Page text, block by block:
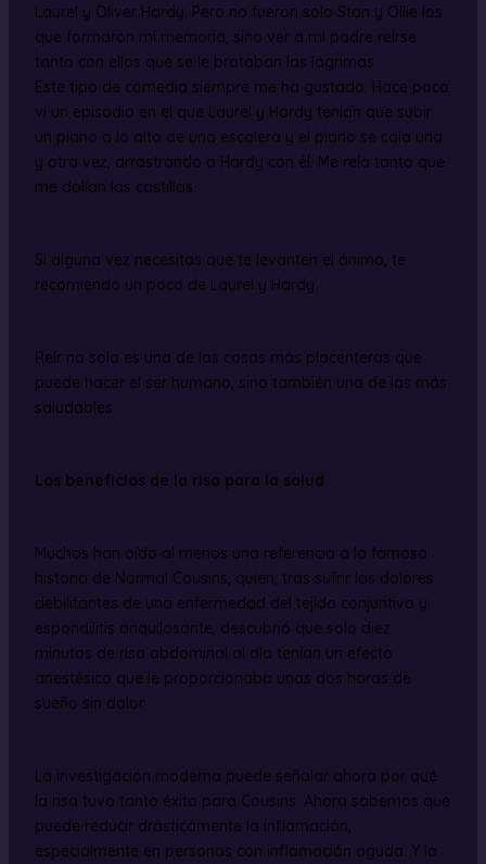
Laurel y Oliver Hardy. Pero no fueron solo Stan y Ollie los
que formaron mi memoria, sino ver a mi padre reírse
tanto con ellos que se le brotaban las lágrimas.
Este tipo de comedia siempre me ha gustado. Hace poco
vi un episodio en el que Laurel y Hardy tenían que subir
un piano a lo alto de una escalera y el piano se caía una
y otra vez, arrastrando a Hardy con él. Me reía tanto que
me dolían las costillas.
Si alguna vez necesitas que te levanten el ánimo, te
recomiendo un poco de Laurel y Hardy.
Reír no solo es una de las cosas más placenteras que
puede hacer el ser humano, sino también una de las más
saludables.
Los beneficios de la risa para la salud
Muchos han oído al menos una referencia a la famosa
historia de Normal Cousins, quien, tras sufrir los dolores
debilitantes de una enfermedad del tejido conjuntivo y
espondilitis anquilosante, descubrió que solo diez
minutos de risa abdominal al día tenían un efecto
anestésico que le proporcionaba unas dos horas de
sueño sin dolor.
La investigación moderna puede señalar ahora por qué
la risa tuvo tanto éxito para Cousins. Ahora sabemos que
puede reducir drásticamente la inflamación,
especialmente en personas con inflamación aguda. Y la